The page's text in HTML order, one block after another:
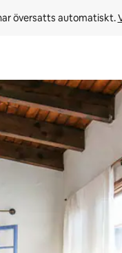
översatts automatiskt.